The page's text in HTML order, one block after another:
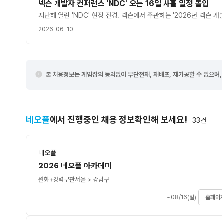
넥슨 개발자 컨퍼런스 'NDC' 오는 16일 사흘 일정 돌입
2026-06-10
본 채용정보는 게임잡의 동의없이 무단전재, 재배포, 재가공할 수 없으
네오플에서 진행중인 채용 정보확인해 보세요! 33건
네오플
2026 네오플 아카데미
원화+경력무관서울 > 강남구
~08/16(일) 홈페이